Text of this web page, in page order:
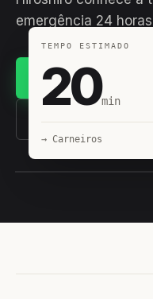
emergência 24
TEMPO ESTIMADO
20min
→ Carneiros